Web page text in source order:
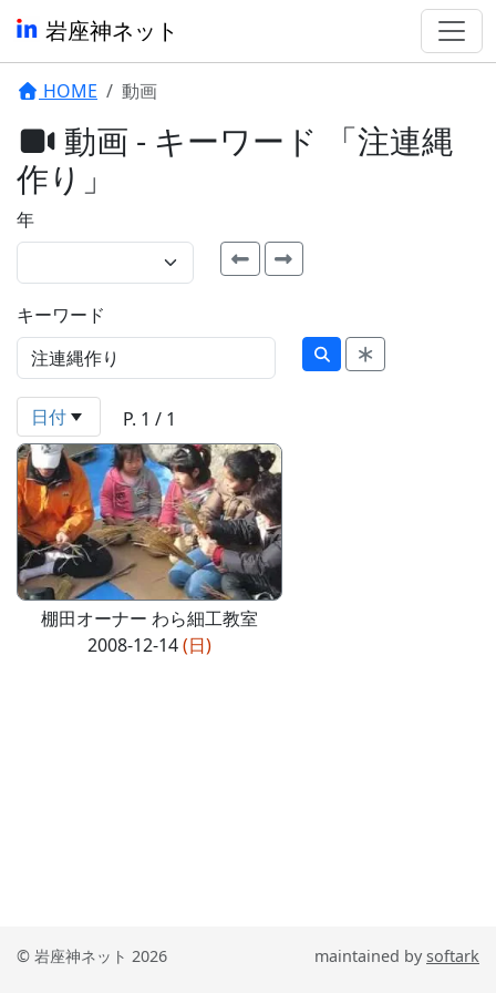
岩座神ネット
HOME 動画
動画 - キーワード 「注連縄
作り」
年
キーワード
日付 P. 1 / 1
棚田オーナー わら細工教室
2008-12-14(日)
© 岩座神ネット 2026 maintained bysoftark